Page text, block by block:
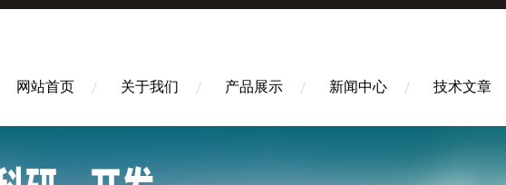
网站首页 关于我们 产品展示 新闻中心 技术文章